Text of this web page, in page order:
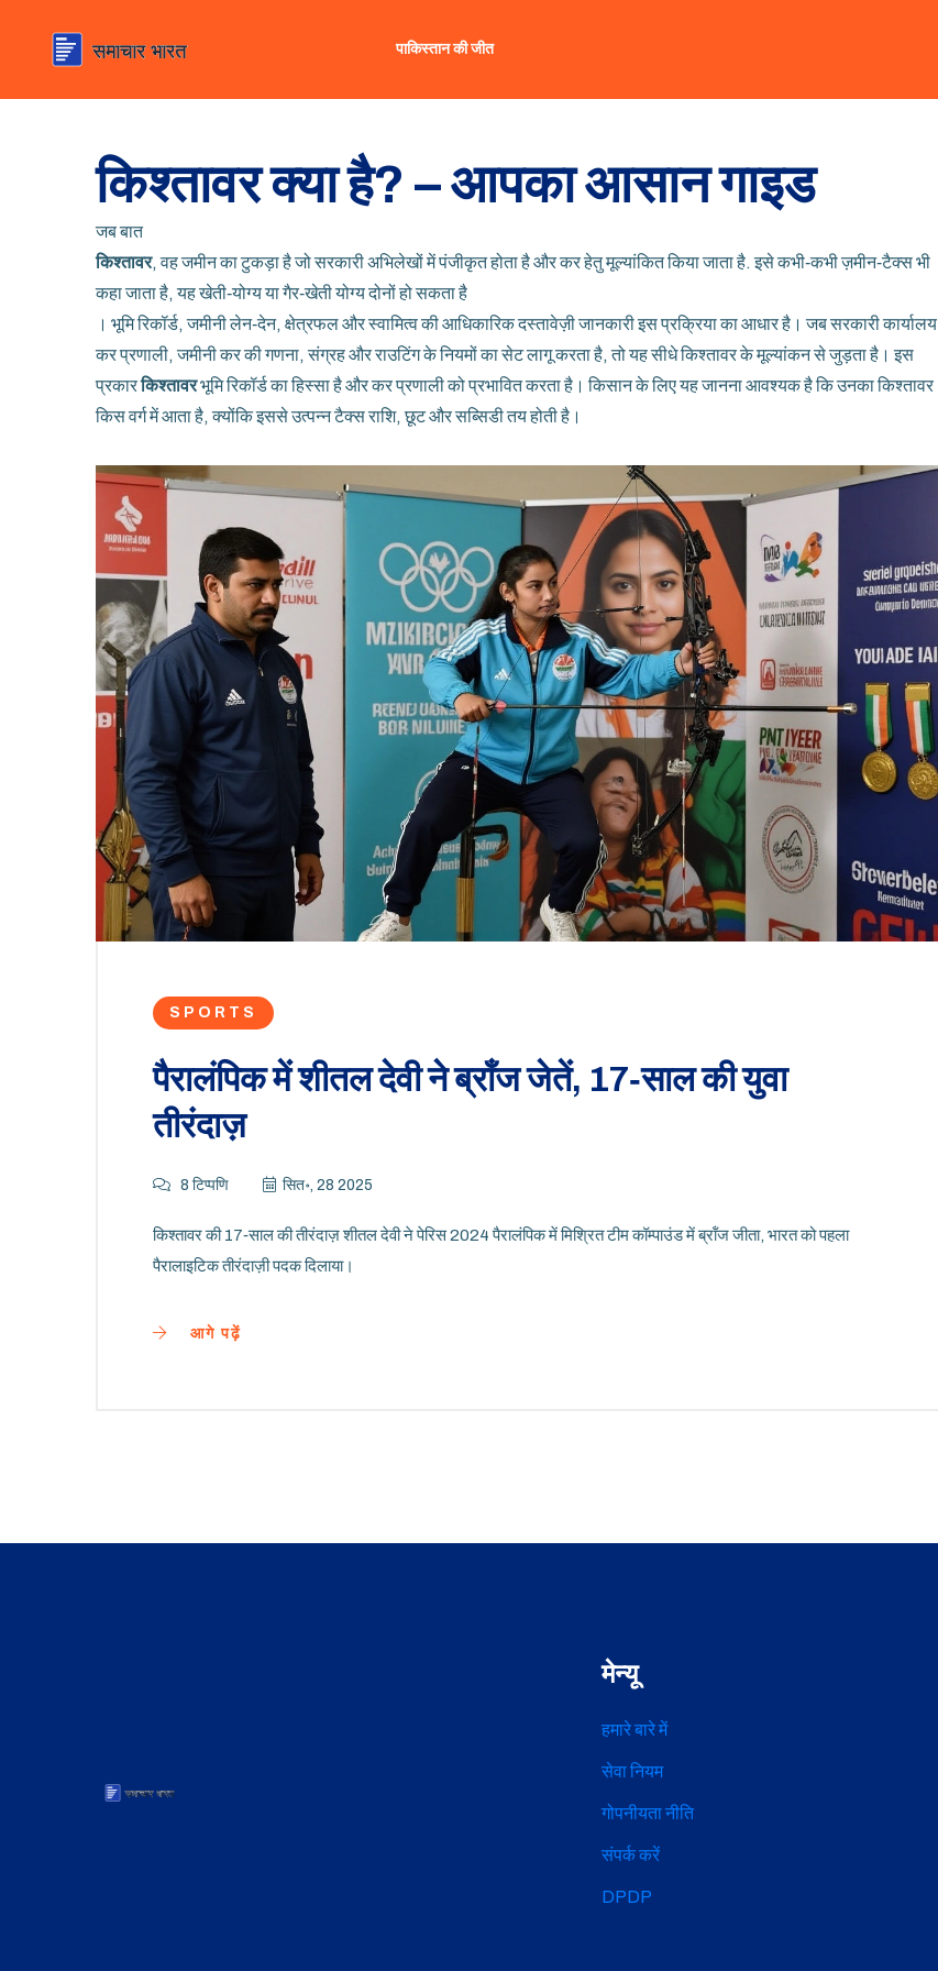
पाकिस्तान की जीत
किश्तावर क्या है? – आपका आसान गाइड
जब बात
किश्तावर,वह जमीन का टुकड़ा है जो सरकारी अभिलेखों में पंजीकृत होता है और कर हेतु मूल्यांकित किया जाता है. इसे कभी‑कभीज़मीन‑टैक्सभी
कहा जाता है, यह खेती‑योग्य या गैर‑खेती योग्य दोनों हो सकता है
। भूमि रिकॉर्ड,जमीनी लेन‑देन, क्षेत्रफल और स्वामित्व की आधिकारिक दस्तावेज़ी जानकारीइस प्रक्रिया का आधार है। जब सरकारी कार्यालय
कर प्रणाली,जमीनी कर की गणना, संग्रह और राउटिंग के नियमों का सेटलागू करता है, तो यह सीधे किश्तावर के मूल्यांकन से जुड़ता है। इस
प्रकारकिश्तावरभूमि रिकॉर्ड का हिस्सा है और कर प्रणाली को प्रभावित करता है। किसान के लिए यह जानना आवश्यक है कि उनका किश्तावर
किस वर्ग में आता है, क्योंकि इससे उत्पन्न टैक्स राशि, छूट और सब्सिडी तय होती है।
SPORTS
पैरालंपिक में शीतल देवी ने ब्रॉंज जेतें, 17‑साल की युवा
तीरंदाज़
8 टिप्पणि सित॰, 28 2025
किश्तावर की 17‑साल की तीरंदाज़ शीतल देवी ने पेरिस 2024 पैरालंपिक में मिश्रित टीम कॉम्पाउंड में ब्रॉंज जीता, भारत को पहला
पैरालाइटिक तीरंदाज़ी पदक दिलाया।
आगे पढ़ें
मेन्यू
हमारे बारे में
सेवा नियम
गोपनीयता नीति
संपर्क करें
DPDP